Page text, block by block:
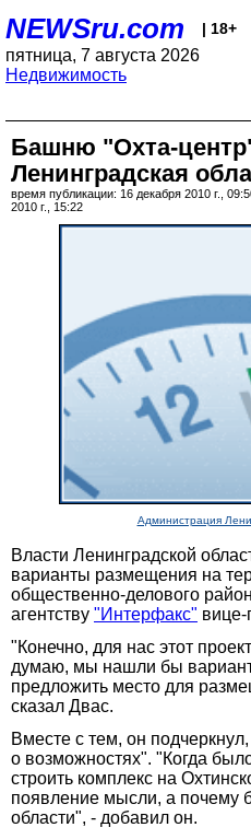
NEWSru.com | 18+
пятница, 7 августа 2026
Недвижимость
Башню "Охта-
Ленинградская
время публикации: 16 декабря 2010 г.,
2010 г., 15:22
Администрация
Власти Ленинградской
варианты размещения на
общественно-делового
агентству "Интерфакс" вице-
"Конечно, для нас этот
думаю, мы нашли бы
предложить место для
сказал Двас.
Вместе с тем, он
о возможностях". "Когда
строить комплекс на
появление мысли, а почему
области", - добавил он.